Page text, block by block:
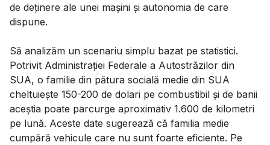
de deținere ale unei mașini și autonomia de care
dispune.
Să analizăm un scenariu simplu bazat pe statistici.
Potrivit Administrației Federale a Autostrăzilor din
SUA, o familie din pătura socială medie din SUA
cheltuiește 150-200 de dolari pe combustibil și de banii
aceștia poate parcurge aproximativ 1.600 de kilometri
pe lună. Aceste date sugerează că familia medie
cumpără vehicule care nu sunt foarte eficiente. Pe